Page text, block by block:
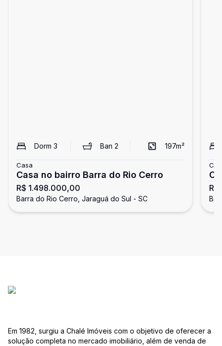
Dorm 3 Ban2 197m²
Casa
Casa no bairro Barra do Rio Cerro
R$ 1.498.000,00
Barra do Rio Cerro, Jaraguá do Sul - SC
Em 1982, surgiu a Chalé Imóveis com o objetivo de oferecer a
solução completa no mercado imobiliário, além de venda de